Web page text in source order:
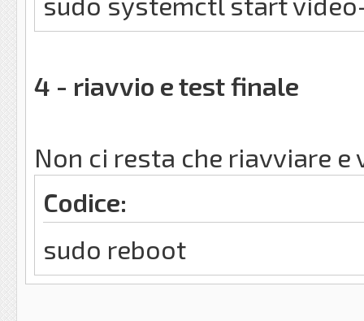
4 - riavvio e test finale
Non ci resta che riavviare
Codice:
sudo reboot